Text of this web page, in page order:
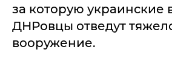
за которую украинские
ДНРовцы отведут
вооружение.